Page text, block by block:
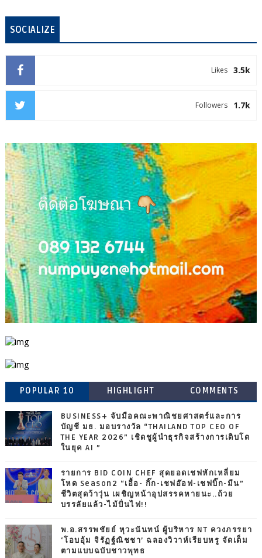
SOCIALIZE
3.5k
Likes
1.7k
Followers
POPULAR 10 HIGHLIGHT COMMENTS
BUSINESS+ จับมือคณะพาณิชยศาสตร์และการ
บัญชี มธ. มอบรางวัล “THAILAND TOP CEO OF
THE YEAR 2026” เชิดชูผู้นำธุรกิจสร้างการเติบโต
ในยุค AI ”
รายการ BID COIN CHEF สุดยอดเชฟหักเหลี่ยม
โหด Season2 “เอื้อ- กิ๊ก-เชฟอ๊อฟ-เชฟบิ๊ก-มีน”
ชีวิตสุดว้าวุ่น เผชิญหน้าอุปสรรคหายนะ..ถ้วย
บรรลัยแล้ว-ไม้ปั่นไฟ!!
พ.อ.สรรพชัยย์ หุวะนันทน์ ผู้บริหาร NT ควงภรรยา
‘โอบอุ้ม จิรัฏฐ์ณิชชา’ ฉลองวิวาห์เรียบหรู จัดเต็ม
ตามแบบฉบับชาวพุทธ